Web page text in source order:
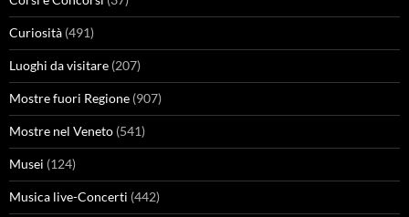
Curiosità (491)
Luoghi da visitare (207)
Mostre fuori Regione (907)
Mostre nel Veneto (541)
Musei (124)
Musica live-Concerti (442)